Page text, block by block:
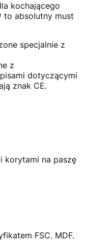
kochającego
to absolutny must
specjalnie z
z
dotyczącymi
znak CE.
korytami na paszę
FSC. MDF.